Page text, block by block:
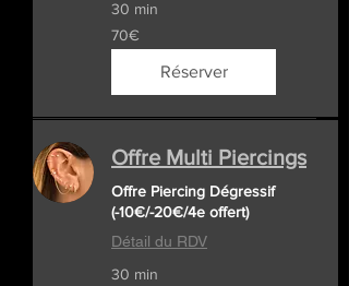
30 min
70€
70€
Réserver
Offre Multi Piercings
Offre Piercing Dégressif
(-10€/-20€/4e offert)
Détail du RDV
30 min